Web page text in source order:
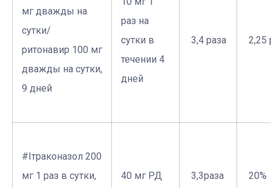
мг дважды на
сутки/
ритонавир 100 мг
дважды на сутки,
9 дней
раз на
сутки в
течении 4
дней
­ 3,4 раза 2,25
#Ітраконазол 200
мг 1 раз в сутки,
40 мг РД ­ 3,3раза ­ 20%